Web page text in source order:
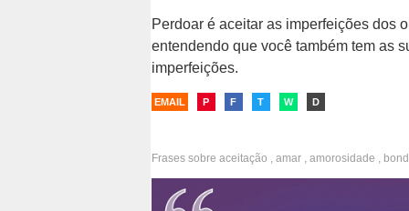
Perdoar é aceitar as imperfeições dos
entendendo que você também tem as
imperfeições.
EMAIL P F T W D
Frases sobre aceitação , amar, amorosidade ,